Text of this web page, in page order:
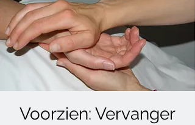
Voorzien: Vervanger